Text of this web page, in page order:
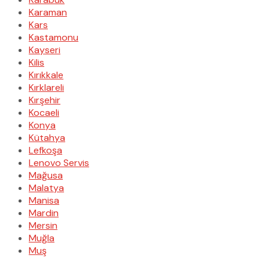
Karaman
Kars
Kastamonu
Kayseri
Kilis
Kırıkkale
Kırklareli
Kırşehir
Kocaeli
Konya
Kütahya
Lefkoşa
Lenovo Servis
Mağusa
Malatya
Manisa
Mardin
Mersin
Muğla
Muş